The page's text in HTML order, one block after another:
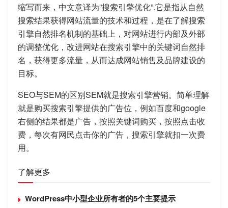
缩写而来，中文意译为”搜索引擎优化”.它是指从自然
搜索结果获得网站流量的技术和过程，是在了解搜索
引擎自然排名机制的基础上，对网站进行内部及外部
的调整优化，改进网站在搜索引擎中的关键词自然排
名，获得更多流量，从而达成网站销售及品牌建设的
目标。
SEO与SEM的区别SEM就是搜索引擎营销。简单理解
就是购买搜索引擎提供的广告位，例如百度和google
右侧的结果都是广告，按照关键词购买，按照点击收
费，每次有网民点击你的广告，搜索引擎就扣一次费
用。
了解更多
WordPress中小型企业所有者的5个主要提示